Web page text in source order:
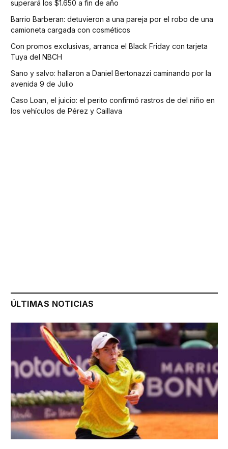
superará los $1.650 a fin de año
Barrio Barberan: detuvieron a una pareja por el robo de una
camioneta cargada con cosméticos
Con promos exclusivas, arranca el Black Friday con tarjeta
Tuya del NBCH
Sano y salvo: hallaron a Daniel Bertonazzi caminando por la
avenida 9 de Julio
Caso Loan, el juicio: el perito confirmó rastros de del niño en
los vehículos de Pérez y Caillava
ÚLTIMAS NOTICIAS